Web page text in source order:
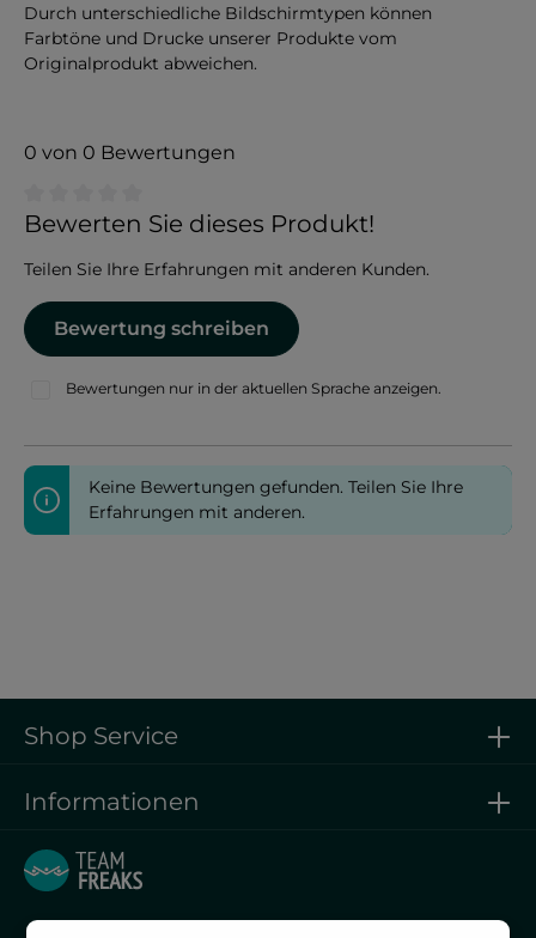
Durch unterschiedliche Bildschirmtypen können
Farbtöne und Drucke unserer Produkte vom
Originalprodukt abweichen.
0 von 0 Bewertungen
Durchschnittliche Bewertung von 0 von 5 Sternen
Bewerten Sie dieses Produkt!
Teilen Sie Ihre Erfahrungen mit anderen Kunden.
Bewertung schreiben
Bewertungen nur in der aktuellen Sprache anzeigen.
Keine Bewertungen gefunden. Teilen Sie Ihre
Erfahrungen mit anderen.
Shop Service
Informationen